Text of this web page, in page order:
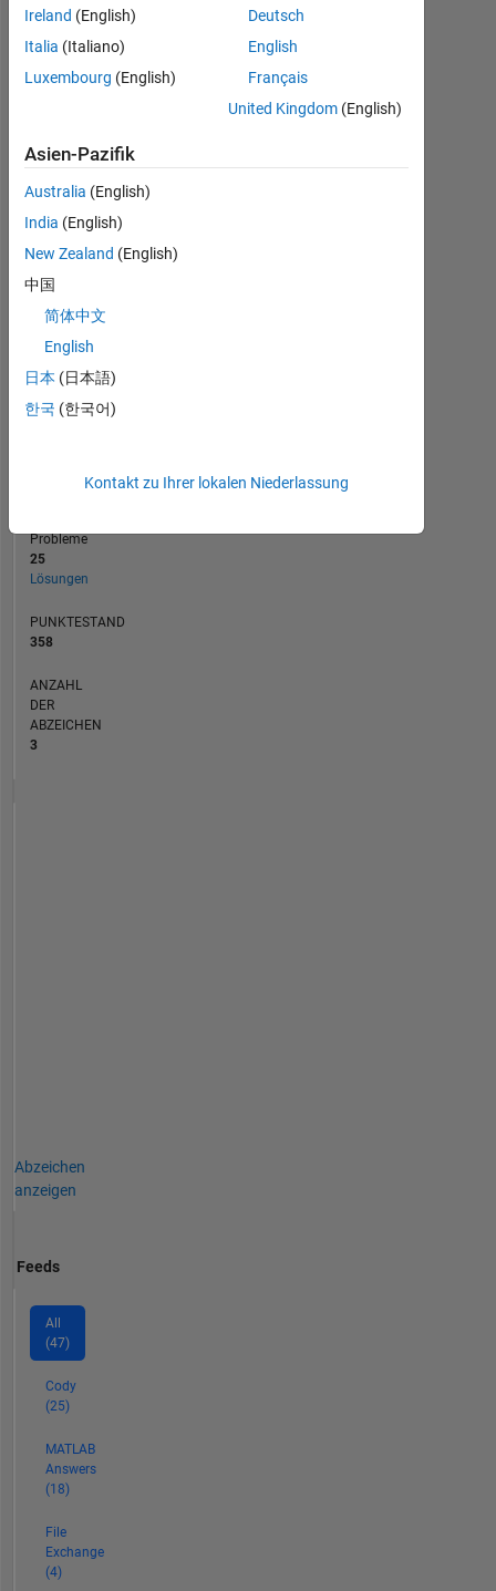
BEITRÄGE
-4
-2
2
4
6
8
25 20
5
-5
-10
16.634
Probleme
25
Lösungen
PUNKTESTAND
358
ANZAHL
DER
ABZEICHEN
3
Abzeichen
anzeigen
Feeds
All
(47)
Cody
(25)
MATLAB
Answers
(18)
File
Exchange
(4)
Ireland (English)
Italia (Italiano)
Luxembourg (English)
Deutsch
English
Français
United Kingdom (English)
Asien-Pazifik
Australia (English)
India (English)
New Zealand (English)
中国
简体中文
English
日本 (日本語)
한국 (한국어)
Kontakt zu Ihrer lokalen Niederlassung